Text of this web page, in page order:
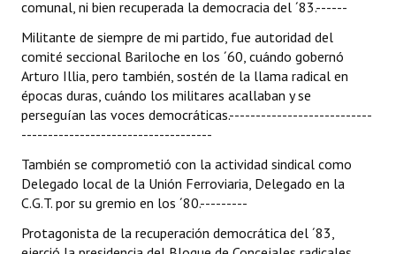
comunal, ni bien recuperada la democracia del ´83.------
Militante de siempre de mi partido, fue autoridad del
comité seccional Bariloche en los ´60, cuándo gobernó
Arturo Illia, pero también, sostén de la llama radical en
épocas duras, cuándo los militares acallaban y se
perseguían las voces democráticas.---------------------------
------------------------------------
También se comprometió con la actividad sindical como
Delegado local de la Unión Ferroviaria, Delegado en la
C.G.T. por su gremio en los ´80.---------
Protagonista de la recuperación democrática del ´83,